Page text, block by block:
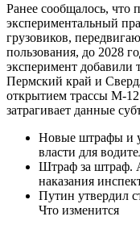
Ранее сообщалось, что
экспериментальный
грузовиков,
пользования, до 2028
эксперимент
Пермский край и
открытием трассы М-
затрагивает данные
Новые штрафы и
власти для
Штраф за штраф.
наказания
Путин утвердил
Что изменится